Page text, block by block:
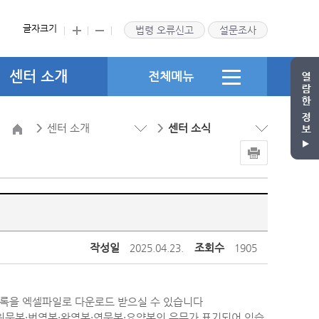
글자크기 법령 오류신고 설문조사
센터 소개 전체메뉴
센터 소개 센터 소식
작성일 2025.04.23. 조회수 1905
을 엑셀파일로 다운로드 받으실 수 있습니다